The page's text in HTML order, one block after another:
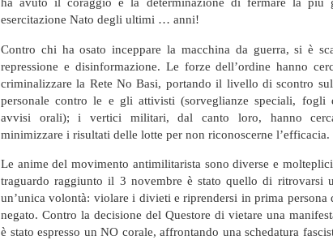
esercitazione Nato degli ultimi … anni!
Contro chi ha osato inceppare la macchina da guerra, si è
repressione e disinformazione. Le forze dell’ordine hanno
criminalizzare la Rete No Basi, portando il livello di scontro
personale contro le e gli attivisti (sorveglianze speciali, fogli
avvisi orali); i vertici militari, dal canto loro, hanno
minimizzare i risultati delle lotte per non riconoscerne l’efficacia.
Le anime del movimento antimilitarista sono diverse e
traguardo raggiunto il 3 novembre è stato quello di ritrovarsi
un’unica volontà: violare i divieti e riprendersi in prima persona
negato. Contro la decisione del Questore di vietare una
è stato espresso un NO corale, affrontando una schedatura